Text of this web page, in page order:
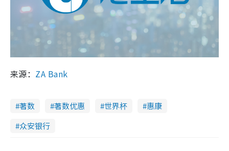
来源： ZA Bank
著数 著数优惠 世界杯
惠康
众安银行